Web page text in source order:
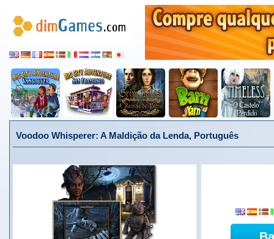
Voodoo Whisperer: A Maldição da Lenda, Português